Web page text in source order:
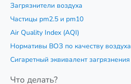
Загрязнители воздуха
Частицы pm2.5 и pm10
Air Quality Index (AQI)
Нормативы ВОЗ по качеству воздуха
Сигаретный эквивалент загрязнения
Что делать?